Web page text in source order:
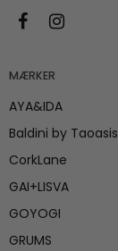
MÆRKER
AYA&IDA
Baldini by Taoasis
CorkLane
GAI+LISVA
GOYOGI
GRUMS